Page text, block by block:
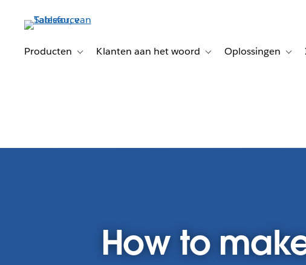
Producten
Toggle sub-navigation for Producten
Klanten aan het woord Toggle sub-navigation for
Oplossingen
How to